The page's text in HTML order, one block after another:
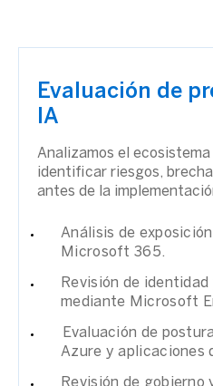
Evaluación de
IA
Analizamos el
identificar riesgos,
antes de la
Análisis de
Microsoft 365.
Revisión de
mediante Microsoft
Evaluación de
Azure y aplicaciones
Revisión de gobierno